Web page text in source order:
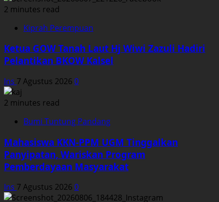
2 minutes read
Kiprah Perempuan
Ketua GOW Tanah Laut Hj Wiwi Zazuli Hadiri
Pelantikan BKOW Kalsel
Ins 7 Agustus 2026 0
2 minutes read
Bumi Tuntung Pandang
Mahasiswa KKN-PPM UGM Tinggalkan
Panyipatan, Wariskan Program
Pemberdayaan Masyarakat
Ins 7 Agustus 2026 0